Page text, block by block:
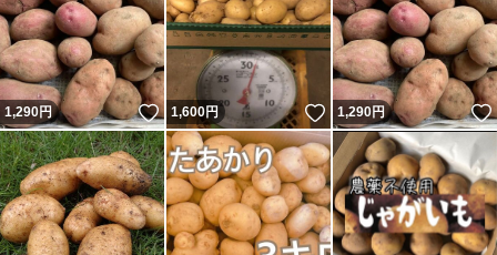
1,290円 いいね！
1,600円 いいね！
1,290円